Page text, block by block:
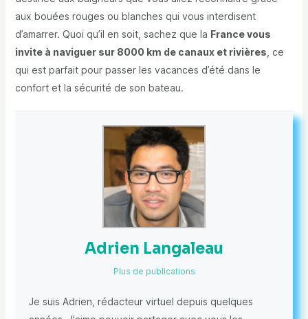
aux bouées rouges ou blanches qui vous interdisent
d’amarrer. Quoi qu’il en soit, sachez que la France vous
invite à naviguer sur 8000 km de canaux et rivières , ce
qui est parfait pour passer les vacances d’été dans le
confort et la sécurité de son bateau.
Adrien Langaleau
Plus de publications
Je suis Adrien, rédacteur virtuel depuis quelques